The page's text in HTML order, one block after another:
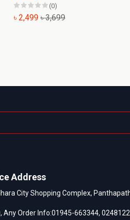
(0)
৳ 2,499 ৳ 3,699
Address
City Shopping Complex,
, Any Order Info:01945-663344,